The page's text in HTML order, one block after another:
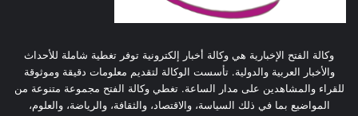
وكالة الفتح الإخبارية هي وكالة أخبار إلكترونية توفر تغطية شاملة للأحداث
والأخبار العربية والدولية. تأسست الوكالة لتقديم معلومات دقيقة وموثوقة
للقراء والمشاهدين على مدار الساعة. تغطي وكالة الفتح مجموعة متنوعة من
المواضيع بما في ذلك السياسة، والاقتصاد، والثقافة، والرياضة، والعلوم،